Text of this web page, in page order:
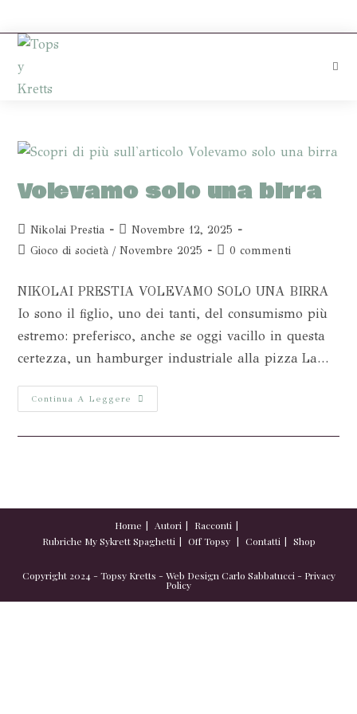
Volevamo solo una birra
Nikolai Prestia
Novembre 12, 2025
Gioco di società / Novembre 2025 0 commenti
NIKOLAI PRESTIA VOLEVAMO SOLO UNA BIRRA
Io sono il figlio, uno dei tanti, del consumismo più
estremo: preferisco, anche se oggi vacillo in questa
certezza, un hamburger industriale alla pizza La…
Continua A Leggere
Home Autori
Racconti
Rubriche My Sykrett Spaghetti Off Topsy Contatti Shop
Copyright 2024 - Topsy Kretts - Web DesignCarlo Sabbatucci- Privacy
Policy